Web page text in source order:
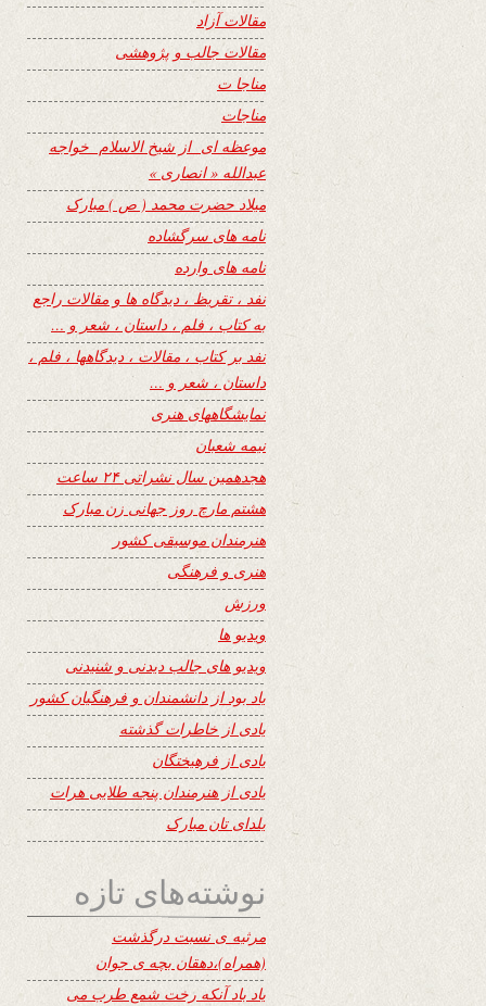
مقالات آزاد
مقالات جالب و پژوهشی
مناجا ت
مناجات
موعظه ای از شیخ الاسلام خواجه
عبدالله « انصاری »
میلاد حضرت محمد ( ص ) مبارک
نامه های سرگشاده
نامه های وارده
نفد ، تقریظ ، دیدگاه ها و مقالات راجع
به کتاب ، فلم ، داستان ، شعر و …
نفد بر کتاب ، مقالات ، دیدگاهها ، فلم ،
داستان ، شعر و …
نمایشگاههای هنری
نیمه شعبان
هجدهمین سال نشراتی ۲۴ ساعت
هشتم مارچ روز جهانی زن مبارک
هنرمندان موسیقی کشور
هنری و فرهنگی
ورزش
ویدیو ها
ویدیو های جالب دیدنی و شنیدنی
یاد بود از دانشمندان و فرهنگیان کشور
یادی از خاطرات گذشته
یادی از فرهیختگان
یادی از هنرمندان پنجه طلایی هرات
یلدای تان مبارک
نوشته‌های تازه
مرثیه ی نسبت درگذشت
(همراه)،دهقان بچه ی جوان
یاد باد آنکه رخت شمع طرب می